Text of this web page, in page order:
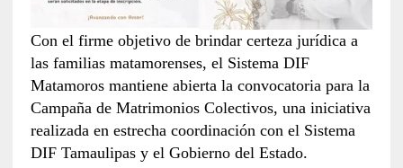
Con el firme objetivo de brindar certeza jurídica a
las familias matamorenses, el Sistema DIF
Matamoros mantiene abierta la convocatoria para la
Campaña de Matrimonios Colectivos, una iniciativa
realizada en estrecha coordinación con el Sistema
DIF Tamaulipas y el Gobierno del Estado.